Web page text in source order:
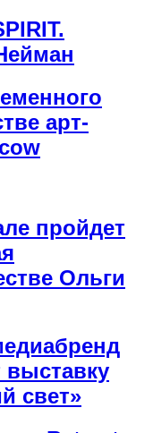
арт-
пройдет
Ольги
выставку
свет»